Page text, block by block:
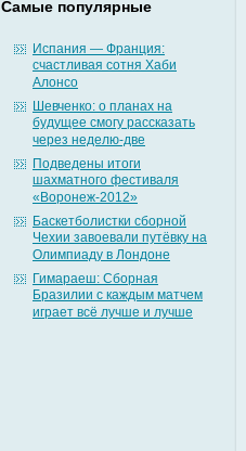
Самые популярные
Испания — Франция:
счастливая сотня Хаби
Алонсо
Шевченко: о планах на
будущее смогу рассказать
через неделю-две
Подведены итоги
шахматного фестиваля
«Воронеж-2012»
Баскетболистки сборной
Чехии завоевали путёвку на
Олимпиаду в Лондоне
Гимараеш: Сборная
Бразилии с каждым матчем
играет всё лучше и лучше